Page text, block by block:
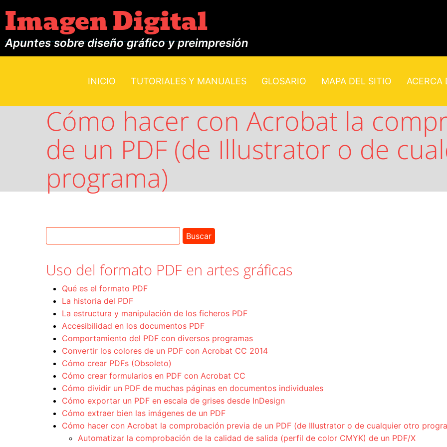
Imagen Digital
Apuntes sobre diseño gráfico y preimpresión
INICIO TUTORIALES Y MANUALES GLOSARIO MAPA DEL SITIO ACERCA
Cómo hacer con Acrobat la
de un PDF (de Illustrator o de
programa)
Uso del formato PDF en artes gráficas
Qué es el formato PDF
La historia del PDF
La estructura y manipulación de los ficheros PDF
Accesibilidad en los documentos PDF
Comportamiento del PDF con diversos programas
Convertir los colores de un PDF con Acrobat CC 2014
Cómo crear PDFs (Obsoleto)
Cómo crear formularios en PDF con Acrobat CC
Cómo dividir un PDF de muchas páginas en documentos individuales
Cómo exportar un PDF en escala de grises desde InDesign
Cómo extraer bien las imágenes de un PDF
Cómo hacer con Acrobat la comprobación previa de un PDF (de Illustrator o de cualquier otro
Automatizar la comprobación de la calidad de salida (perfil de color CMYK) de un PDF/X